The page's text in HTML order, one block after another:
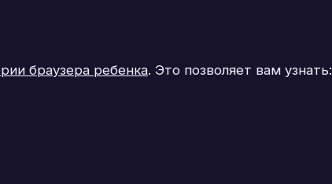
браузера ребенка. Это позволяет вам узнать: